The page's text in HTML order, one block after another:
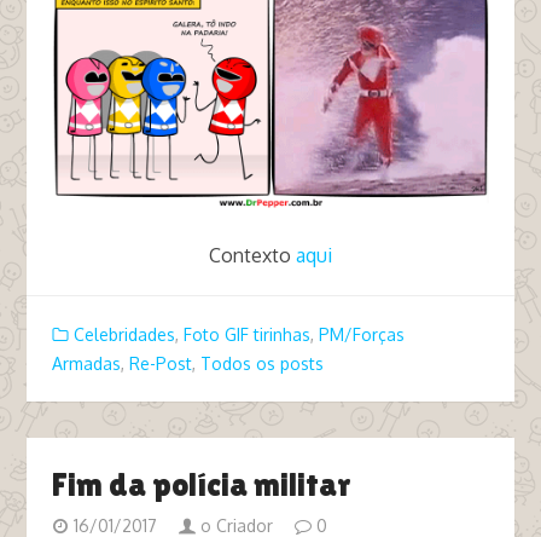
Contexto aqui
Celebridades, Foto GIF tirinhas, PM/Forças
Armadas, Re-Post, Todos os posts
Fim da polícia militar
16/01/2017 o Criador 0